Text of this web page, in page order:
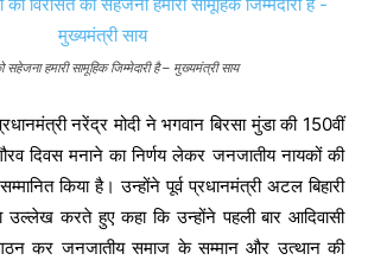
हमारी सामूहिक जिम्मेदारी है – मुख्यमंत्री साय
नरेंद्र मोदी ने भगवान बिरसा मुंडा की 150वीं
दिवस मनाने का निर्णय लेकर जनजातीय नायकों की
किया है। उन्होंने पूर्व प्रधानमंत्री अटल बिहारी
उल्लेख करते हुए कहा कि उन्होंने पहली बार आदिवासी
कर जनजातीय समाज के सम्मान और उत्थान की